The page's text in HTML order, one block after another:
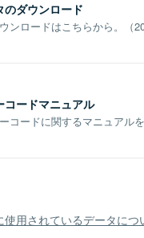
のダウンロード
ンロードはこちらから。（
コードマニュアル
コードに関するマニュアル
用されているデータにつ